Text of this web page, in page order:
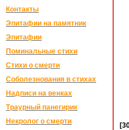
Контакты
Эпитафии на памятник
Эпитафии
Поминальные стихи
Стихи о смерти
Соболезнования в стихах
Надписи на венках
Траурный панегирик
Некролог о смерти